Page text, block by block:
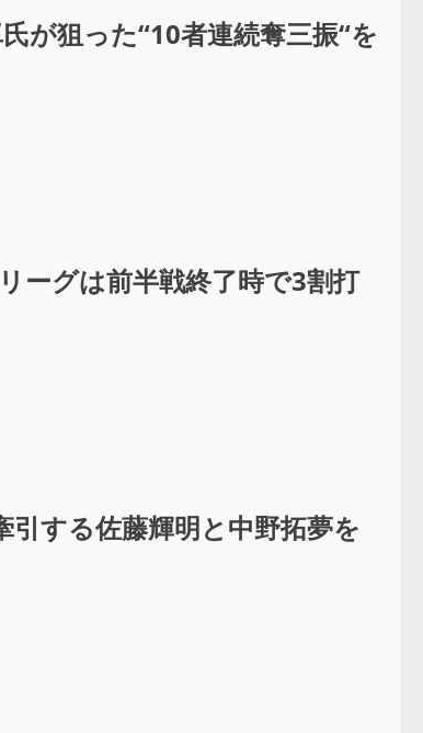
が狙った“10者連続奪三振“を
ーグは前半戦終了時で3割打
する佐藤輝明と中野拓夢を